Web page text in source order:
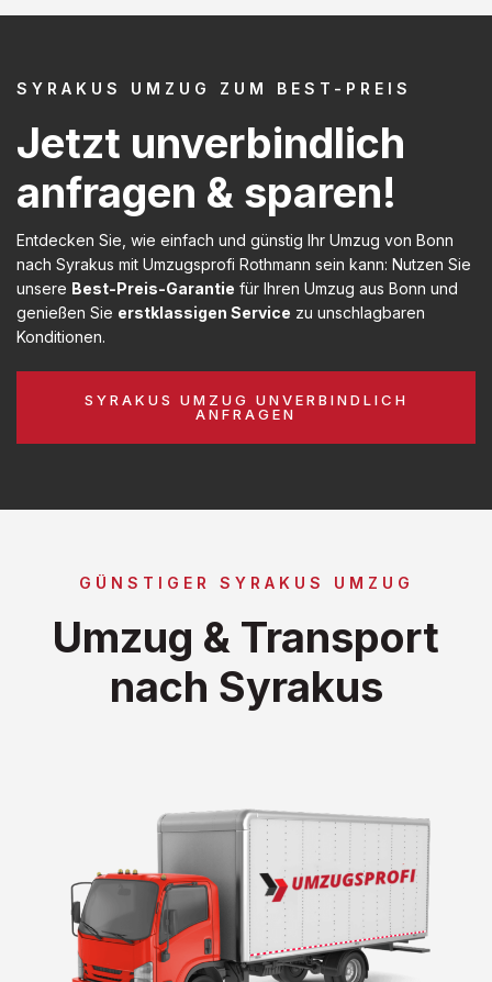
SYRAKUS UMZUG ZUM BEST-PREIS
Jetzt unverbindlich
anfragen & sparen!
Entdecken Sie, wie einfach und günstig Ihr Umzug von Bonn
nach Syrakus mit Umzugsprofi Rothmann sein kann: Nutzen Sie
unsere Best-Preis-Garantie für Ihren Umzug aus Bonn und
genießen Sie erstklassigen Service zu unschlagbaren
Konditionen.
SYRAKUS UMZUG UNVERBINDLICH
ANFRAGEN
GÜNSTIGER SYRAKUS UMZUG
Umzug & Transport
nach Syrakus